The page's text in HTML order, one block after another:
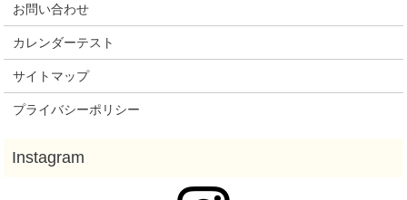
お問い合わせ
カレンダーテスト
サイトマップ
プライバシーポリシー